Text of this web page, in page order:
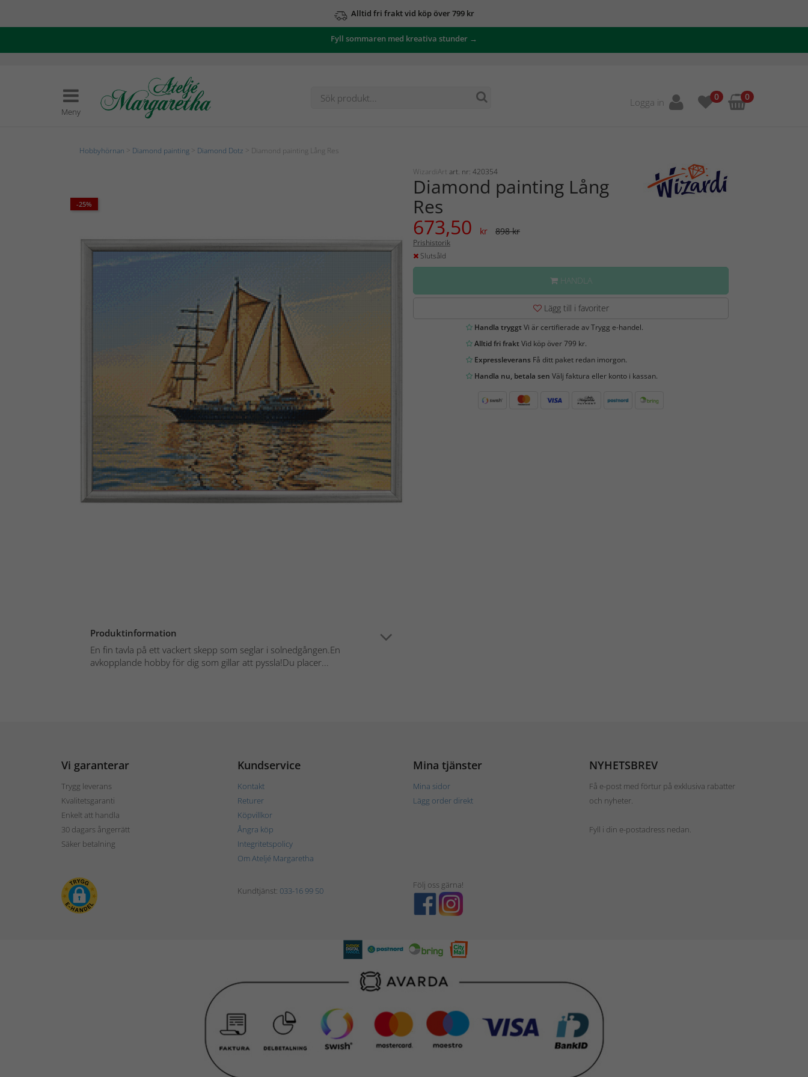
Alltid fri frakt vid köp över 799 kr
Fyll sommaren med kreativa stunder →
Meny
Logga in 0 0
Hobbyhörnan Diamond painting Diamond Dotz > Diamond painting Lång Res
-25%
Produktinformation
En fin tavla på ett vackert skepp som seglar i solnedgången.En
avkopplande hobby för dig som gillar att pyssla!Du placer...
WizardiArt art. nr: 420354
Diamond painting Lång
Res
673,50 kr 898 kr
Prishistorik
Slutsåld
HANDLA
Lägg till i favoriter
Handla tryggtVi är certifierade av Trygg e-handel.
Alltid fri fraktVid köp över 799 kr.
ExpressleveransFå ditt paket redan imorgon.
Handla nu, betala sen Välj faktura eller konto i kassan.
Vi garanterar
Trygg leverans
Kvalitetsgaranti
Enkelt att handla
30 dagars ångerrätt
Säker betalning
Kundservice
Kontakt
Returer
Köpvillkor
Ångra köp
Integritetspolicy
Om Ateljé Margaretha
Mina tjänster
Mina sidor
Lägg order direkt
NYHETSBREV
Få e-post med förtur på exklusiva rabatter
och nyheter.
Fyll i din e-postadress nedan.
Kundtjänst: 033-16 99 50
Följ oss gärna!